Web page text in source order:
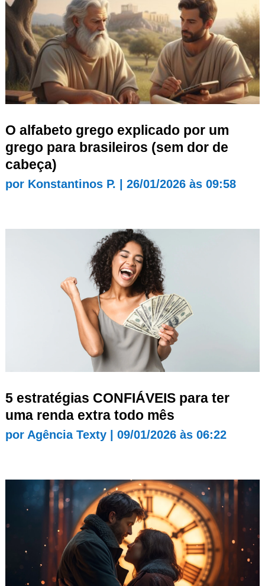
O alfabeto grego explicado por um
grego para brasileiros (sem dor de
cabeça)
por Konstantinos P. 26/01/2026 às 09:58
5 estratégias CONFIÁVEIS para ter
uma renda extra todo mês
por Agência Texty| 09/01/2026 às 06:22